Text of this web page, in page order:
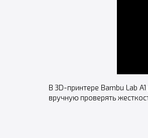
В 3D-принтере Bambu Lab
вручную проверять